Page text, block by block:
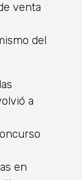
venta
del
a
en